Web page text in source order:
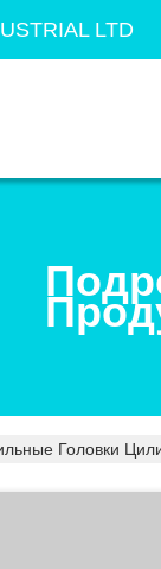
LTD
Головки